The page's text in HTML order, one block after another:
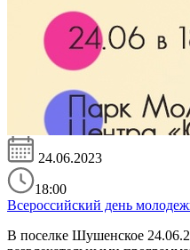
24.06.2023
18:00
Всероссийский день
В поселке Шушенское